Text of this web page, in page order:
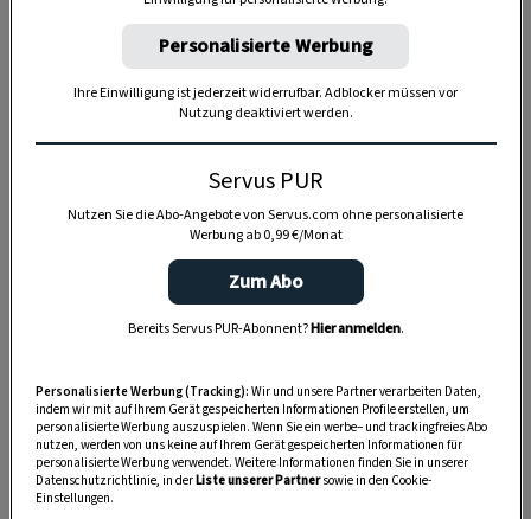
Anzeige
Personalisierte Werbung
Ihre Einwilligung ist jederzeit widerrufbar. Adblocker müssen vor
Nutzung deaktiviert werden.
Servus PUR
Nutzen Sie die Abo-Angebote von Servus.com ohne personalisierte
Werbung ab 0,99 €/Monat
Zum Abo
Bereits Servus PUR-Abonnent?Hier anmelden.
Personalisierte Werbung (Tracking): Wir und unsere Partner verarbeiten Daten,
indem wir mit auf Ihrem Gerät gespeicherten Informationen Profile erstellen, um
personalisierte Werbung auszuspielen. Wenn Sie ein werbe– und trackingfreies Abo
nutzen, werden von uns keine auf Ihrem Gerät gespeicherten Informationen für
personalisierte Werbung verwendet. Weitere Informationen finden Sie in unserer
Datenschutzrichtlinie, in derListe unserer Partnersowie in den Cookie-
Einstellungen.